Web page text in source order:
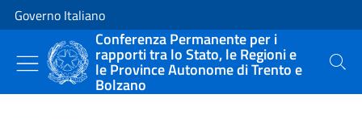
Vai al contenuto
Vai alla navigazione del sito
Governo Italiano
Conferenza Permanente per i
rapporti tra lo Stato, le Regioni e
le Province Autonome di Trento e
Bolzano
Cerca